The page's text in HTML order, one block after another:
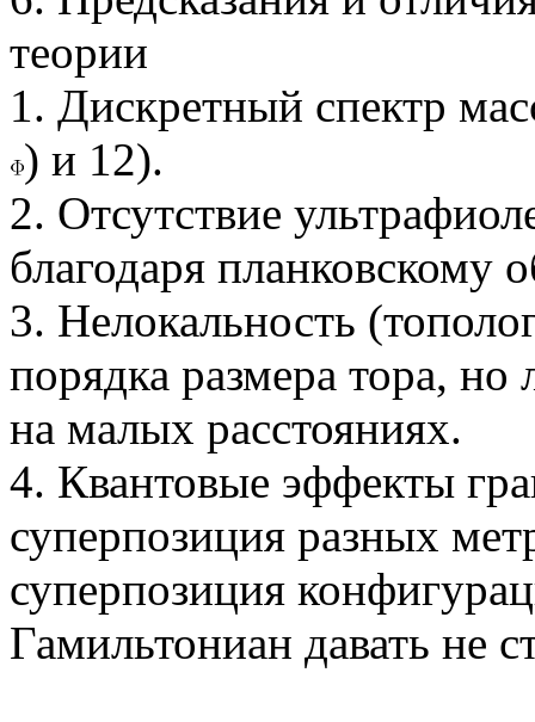
теории
1. Дискретный спектр
) и 12).
2. Отсутствие
благодаря планковскому
3. Нелокальность
порядка размера тора, но
на малых расстояниях.
4. Квантовые эффекты
суперпозиция разных
суперпозиция
Гамильтониан давать не